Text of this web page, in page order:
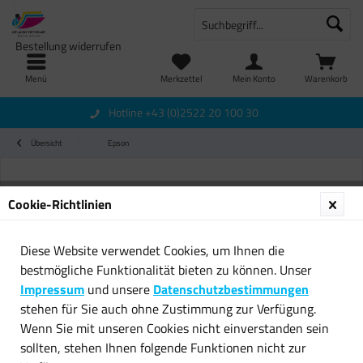
Menü Warenkorb
Merkzettel
Bestellung widerrufen
Mein Konto
Hotline +43 (0)2522 20 100 30
Übersicht Epson
Cookie-Richtlinien
Diese Website verwendet Cookies, um Ihnen die
bestmögliche Funktionalität bieten zu können. Unser
Impressum und unsere Datenschutzbestimmungen
stehen für Sie auch ohne Zustimmung zur Verfügung.
Wenn Sie mit unseren Cookies nicht einverstanden sein
sollten, stehen Ihnen folgende Funktionen nicht zur